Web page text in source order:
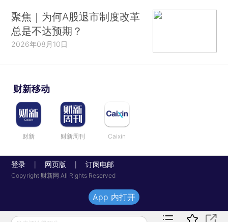
聚焦｜为何A股退市制度改革
总是不达预期？
2026年08月10日
财新移动
财新 财新周刊 Caixin
登录 网页版 订阅电邮
Copyright 财新网 All Rights Reserved
App 内打开